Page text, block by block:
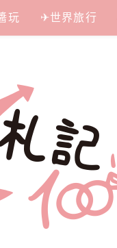
玩 ✈世界旅行